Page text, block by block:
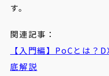
す。
関連記事：
【入門編】 PoCとは？
底解説